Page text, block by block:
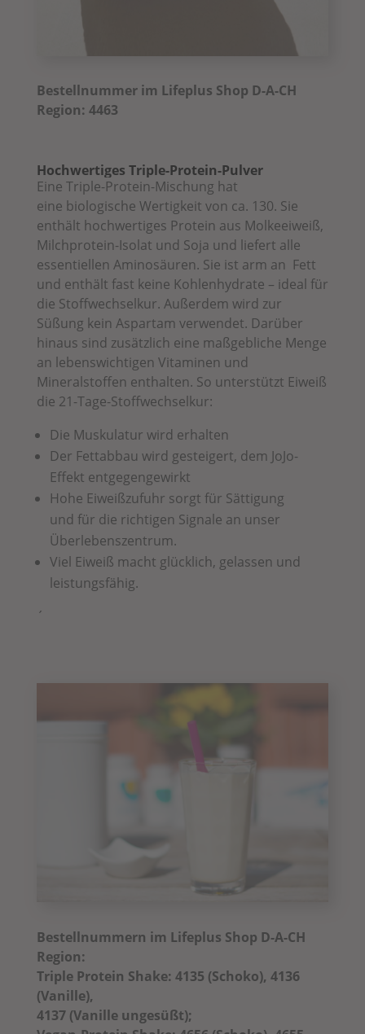
Bestellnummer im Lifeplus Shop D-A-CH
Region: 4463
Hochwertiges Triple-Protein-Pulver
Eine Triple-Protein-Mischung hat
eine biologische Wertigkeit von ca. 130. Sie
enthält hochwertiges Protein aus Molkeeiweiß,
Milchprotein-Isolat und Soja und liefert alle
essentiellen Aminosäuren. Sie ist arm an Fett
und enthält fast keine Kohlenhydrate – ideal für
die Stoffwechselkur. Außerdem wird zur
Süßung kein Aspartam verwendet. Darüber
hinaus sind zusätzlich eine maßgebliche Menge
an lebenswichtigen Vitaminen und
Mineralstoffen enthalten. So unterstützt Eiweiß
die 21-Tage-Stoffwechselkur:
Die Muskulatur wird erhalten
Der Fettabbau wird gesteigert, dem JoJo-
Effekt entgegengewirkt
Hohe Eiweißzufuhr sorgt für Sättigung
und für die richtigen Signale an unser
Überlebenszentrum.
Viel Eiweiß macht glücklich, gelassen und
leistungsfähig.
´
Bestellnummern im Lifeplus Shop D-A-CH
Region:
Triple Protein Shake: 4135 (Schoko), 4136
(Vanille),
4137 (Vanille ungesüßt);